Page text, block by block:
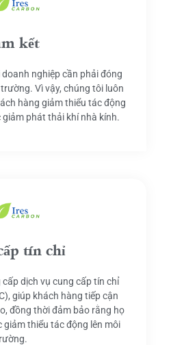
kết
nghiệp cần phải đóng
Vì vậy, chúng tôi luôn
hàng giảm thiểu tác động
phát thải khí nhà kính.
tín chỉ
dịch vụ cung cấp tín chỉ
giúp khách hàng tiếp cận
đồng thời đảm bảo rằng họ
giảm thiểu tác động lên môi